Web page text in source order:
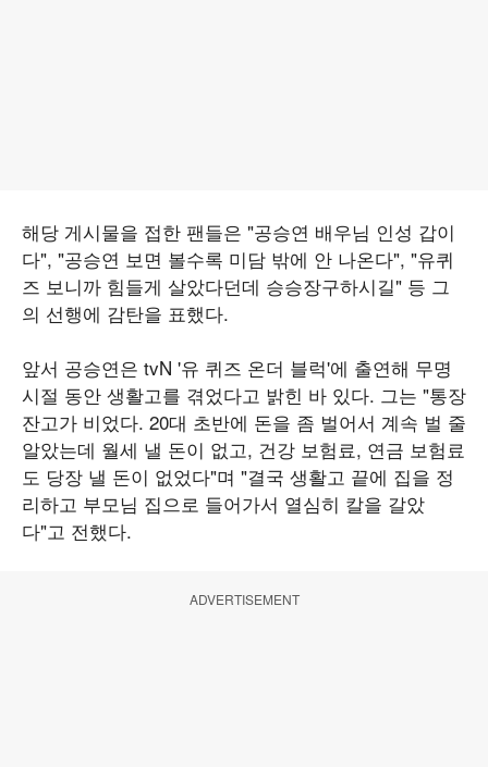
해당 게시물을 접한 팬들은 "공승연 배우님 인성 갑이
다", "공승연 보면 볼수록 미담 밖에 안 나온다", "유퀴
즈 보니까 힘들게 살았다던데 승승장구하시길" 등 그
의 선행에 감탄을 표했다.
앞서 공승연은 tvN '유 퀴즈 온더 블럭'에 출연해 무명
시절 동안 생활고를 겪었다고 밝힌 바 있다. 그는 "통장
잔고가 비었다. 20대 초반에 돈을 좀 벌어서 계속 벌 줄
알았는데 월세 낼 돈이 없고, 건강 보험료, 연금 보험료
도 당장 낼 돈이 없었다"며 "결국 생활고 끝에 집을 정
리하고 부모님 집으로 들어가서 열심히 칼을 갈았
다"고 전했다.
ADVERTISEMENT